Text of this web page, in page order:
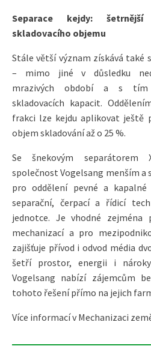
Separace kejdy:
skladovacího objemu
Stále větší význam získává také
– mimo jiné v důsledku
mrazivých období a s tím
skladovacích kapacit.
frakci lze kejdu aplikovat ještě
objem skladování až o 25 %.
Se šnekovým separátorem
společnost Vogelsang menším
pro oddělení pevné a
separační, čerpací a řídicí
jednotce. Je vhodné
mechanizací a pro
zajišťuje přívod i odvod média
šetří prostor, energii i
Vogelsang nabízí zájemcům
tohoto řešení přímo na jejich
Více informací v Mechanizaci